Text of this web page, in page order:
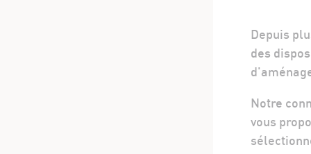
Depuis
des
Notre
vous